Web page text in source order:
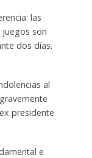
las
son
dos días.
al
presidente
e